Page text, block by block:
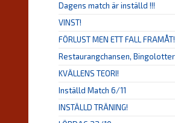
Dagens match är inställd !!!
VINST!
FÖRLUST MEN ETT FALL FRAMÅT!
Restaurangchansen,
KVÄLLENS TEORI!
Inställd Match 6/11
INSTÄLLD TRÄNING!